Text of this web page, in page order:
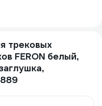
трековых
FERON белый,